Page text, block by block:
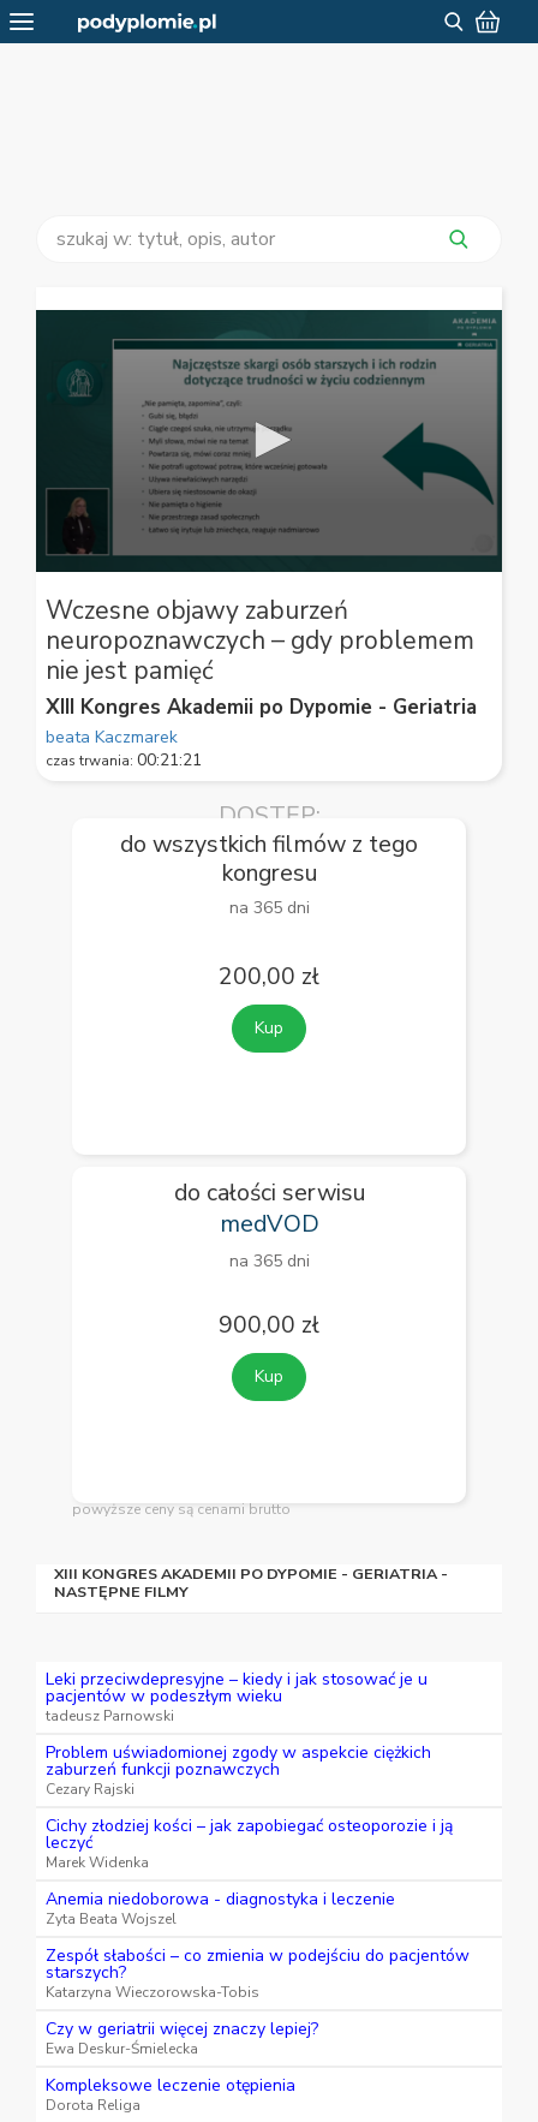
seconds
of
59
seconds
Wczesne objawy zaburzeń
neuropoznawczych – gdy problemem
nie jest pamięć
XIII Kongres Akademii po Dypomie - Geriatria
beata Kaczmarek
czas trwania: 00:21:21
DOSTĘP:
do wszystkich filmów z tego
kongresu
na 365 dni
200,00 zł
Kup
do całości serwisu
medVOD
na 365 dni
900,00 zł
Kup
powyższe ceny są cenami brutto
XIII KONGRES AKADEMII PO DYPOMIE - GERIATRIA -
NASTĘPNE FILMY
Leki przeciwdepresyjne – kiedy i jak stosować je u
pacjentów w podeszłym wieku
tadeusz Parnowski
Problem uświadomionej zgody w aspekcie ciężkich
zaburzeń funkcji poznawczych
Cezary Rajski
Cichy złodziej kości – jak zapobiegać osteoporozie i ją
leczyć
Marek Widenka
Anemia niedoborowa - diagnostyka i leczenie
Zyta Beata Wojszel
Zespół słabości – co zmienia w podejściu do pacjentów
starszych?
Katarzyna Wieczorowska-Tobis
Czy w geriatrii więcej znaczy lepiej?
Ewa Deskur-Śmielecka
Kompleksowe leczenie otępienia
Dorota Religa